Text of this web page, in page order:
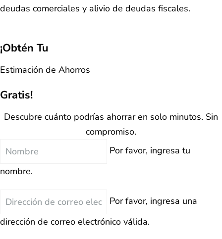
deudas comerciales y alivio de deudas fiscales.
¡Obtén Tu
Estimación de Ahorros
Gratis!
Descubre cuánto podrías ahorrar en solo minutos. Sin
compromiso.
Nombre
Por favor, ingresa tu
nombre.
Correo
Por favor, ingresa una
dirección de correo electrónico válida.